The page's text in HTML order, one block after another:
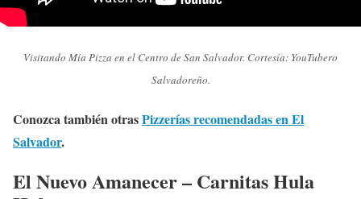
Visitando Mía Pizza en el Centro de San Salvador. Cortesía: YouTubero
Salvadoreño.
Conozca también otrasPizzerías recomendadas en El
Salvador.
El Nuevo Amanecer – Carnitas Hula